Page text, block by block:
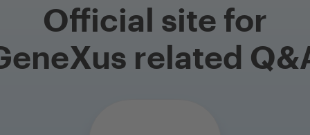
Official site for
related